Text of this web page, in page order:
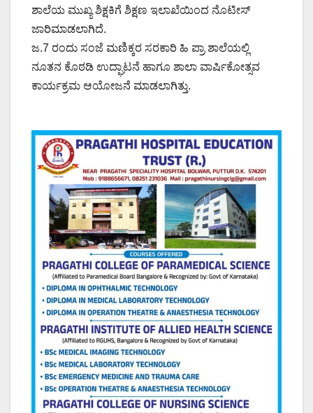
ಶಾಲೆಯ ಮುಖ್ಯ ಶಿಕ್ಷಕಿಗೆ ಶಿಕ್ಷಣ ಇಲಾಖೆಯಿಂದ ನೊಟೀಸ್
ಜಾರಿ‌ಮಾಡಲಾಗಿದೆ.
ಜ.7 ರಂದು ಸಂಜೆ ಮಣಿಕ್ಕರ ಸರಕಾರಿ ಹಿ ಪ್ರಾ ಶಾಲೆಯಲ್ಲಿ
ನೂತನ ಕೊಠಡಿ ಉದ್ಘಾಟನೆ ಹಾಗೂ ಶಾಲಾ ವಾರ್ಷಿಕೋತ್ಸವ
ಕಾರ್ಯಕ್ರಮ ಆಯೋಜನೆ ಮಾಡಲಾಗಿತ್ತು.